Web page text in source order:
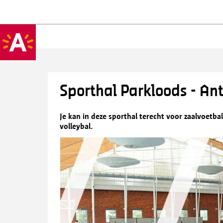
Sporthal Parkloods -
Je kan in deze sporthal terecht voor
volleybal.